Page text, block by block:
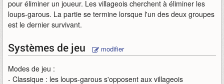
pour éliminer un joueur. Les villageois cherchent à éliminer les
loups-garous. La partie se termine lorsque l'un des deux groupes
est le dernier survivant.
Systèmes de jeu modifier
Modes de jeu :
- Classique : les loups-garous s'opposent aux villageois